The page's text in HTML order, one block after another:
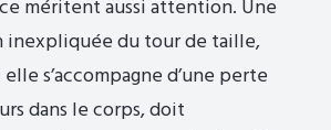
méritent aussi attention. Une
inexpliquée du tour de taille,
s’accompagne d’une perte
dans le corps, doit